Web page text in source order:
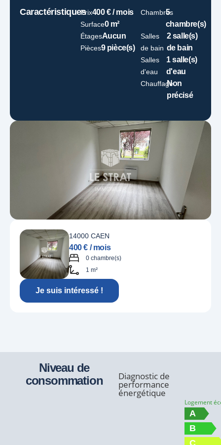
CaractéristiquesPrix400 € / mois
Surface0 m²
ÉtagesAucun
Pièces9 pièce(s)
Chambres
5
chambre(s)
Salles
de bain
2 salle(s)
de bain
Salles
d'eau
1 salle(s)
d'eau
ChauffageNon
précisé
14000 CAEN
400 € / mois
0 chambre(s)
1 m²
Je suis intéressé !
Niveau de
consommation
Diagnostic de
performance
énergétique
Logement
A
B
C